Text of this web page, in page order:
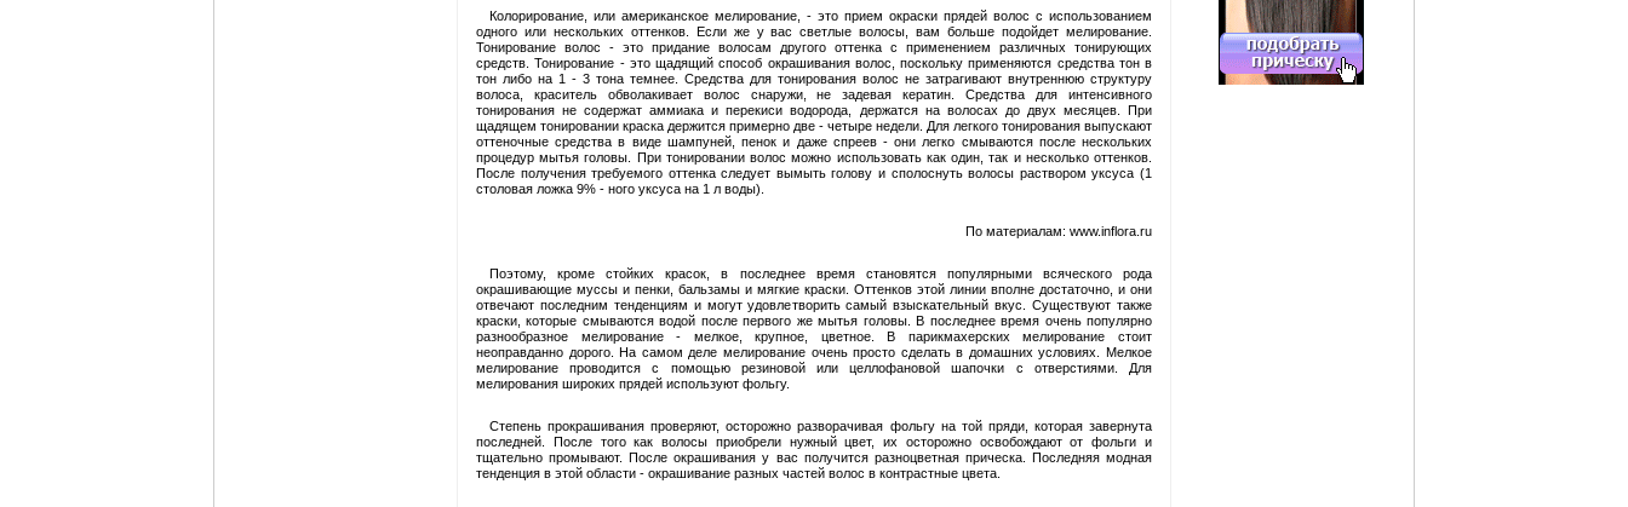
Колорирование, или американское мелирование, - это прием окраски прядей волос с использованием
одного или нескольких оттенков. Если же у вас светлые волосы, вам больше подойдет мелирование.
Тонирование волос - это придание волосам другого оттенка с применением различных тонирующих
средств. Тонирование - это щадящий способ окрашивания волос, поскольку применяются средства тон в
тон либо на 1 - 3 тона темнее. Средства для тонирования волос не затрагивают внутреннюю структуру
волоса, краситель обволакивает волос снаружи, не задевая кератин. Средства для интенсивного
тонирования не содержат аммиака и перекиси водорода, держатся на волосах до двух месяцев. При
щадящем тонировании краска держится примерно две - четыре недели. Для легкого тонирования выпускают
оттеночные средства в виде шампуней, пенок и даже спреев - они легко смываются после нескольких
процедур мытья головы. При тонировании волос можно использовать как один, так и несколько оттенков.
После получения требуемого оттенка следует вымыть голову и сполоснуть волосы раствором уксуса (1
столовая ложка 9% - ного уксуса на 1 л воды).
По материалам: www.inflora.ru
Поэтому, кроме стойких красок, в последнее время становятся популярными всяческого рода
окрашивающие муссы и пенки, бальзамы и мягкие краски. Оттенков этой линии вполне достаточно, и они
отвечают последним тенденциям и могут удовлетворить самый взыскательный вкус. Существуют также
краски, которые смываются водой после первого же мытья головы. В последнее время очень популярно
разнообразное мелирование - мелкое, крупное, цветное. В парикмахерских мелирование стоит
неоправданно дорого. На самом деле мелирование очень просто сделать в домашних условиях. Мелкое
мелирование проводится с помощью резиновой или целлофановой шапочки с отверстиями. Для
мелирования широких прядей используют фольгу.
Степень прокрашивания проверяют, осторожно разворачивая фольгу на той пряди, которая завернута
последней. После того как волосы приобрели нужный цвет, их осторожно освобождают от фольги и
тщательно промывают. После окрашивания у вас получится разноцветная прическа. Последняя модная
тенденция в этой области - окрашивание разных частей волос в контрастные цвета.